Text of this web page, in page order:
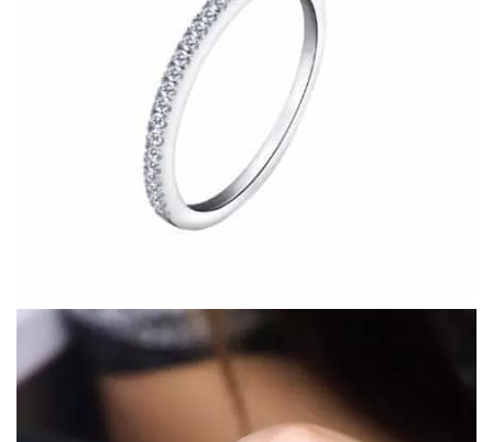
COLLECTIONS DE BIJOUX
Idées Cadeaux